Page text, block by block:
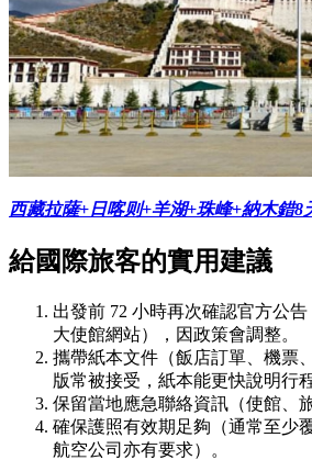
西藏拉薩+日喀则+羊湖+珠峰+納木錯8
給國際旅客的實用建議
出發前 72 小時再次確認官方公
大使館網站），因政策會調整。
攜帶紙本文件（飯店訂單、機票
版常被接受，紙本能更快說明行程
保留當地應急聯絡資訊（使館、
確保護照有效期足夠（通常至少
航空公司亦有要求）。